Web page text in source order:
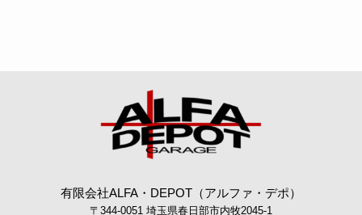
有限会社ALFA・DEPOT（アルファ・デポ）
〒344-0051 埼玉県春日部市内牧2045-1